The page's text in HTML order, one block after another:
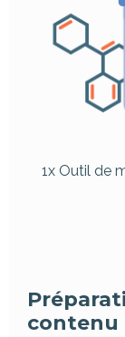
1x Outil de
contenu